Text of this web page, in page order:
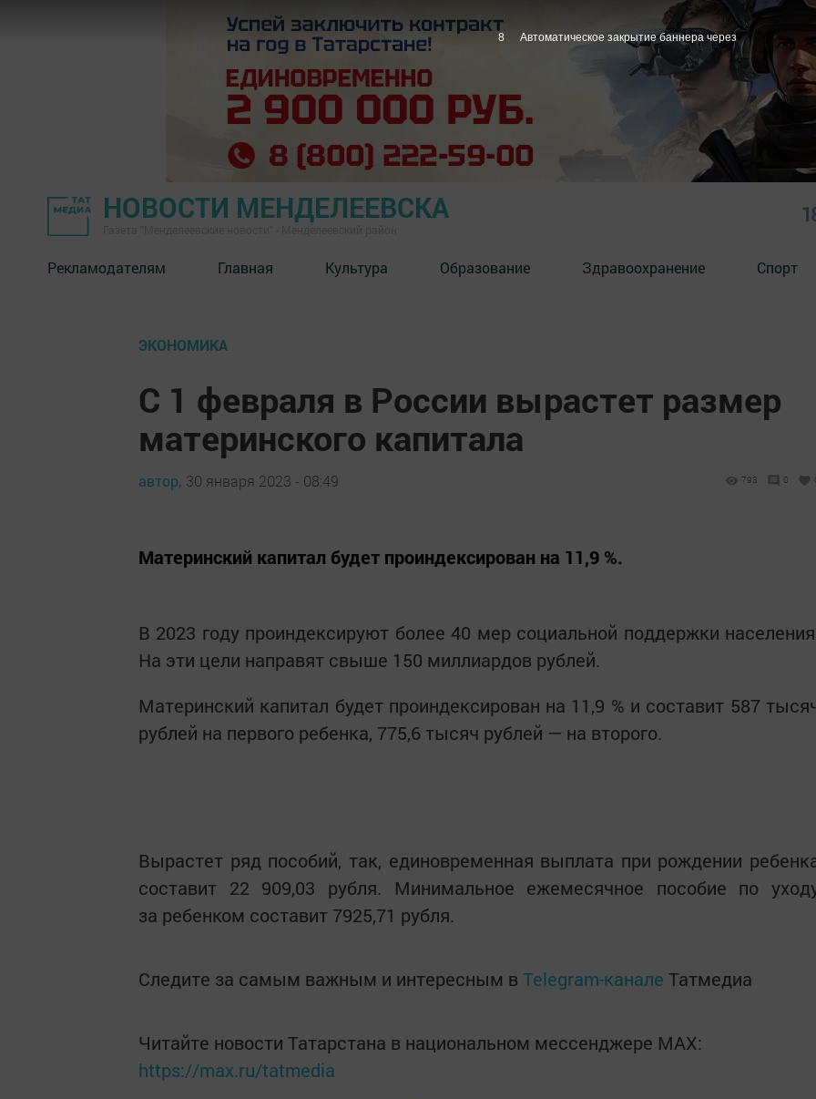
НОВОСТИ МЕНДЕЛЕЕВСКА
Рекламодателям Главная Культура Образование Здравоохранение Спорт
ЭКОНОМИКА
С 1 февраля в России вырастет размер
материнского капитала
автор, 30 января 2023 - 08:49 793 0
Материнский капитал будет проиндексирован на 11,9 %.
В 2023 году проиндексируют более 40 мер социальной поддержки
На эти цели направят свыше 150 миллиардов рублей.
Материнский капитал будет проиндексирован на 11,9 % и составит 587
рублей на первого ребенка, 775,6 тысяч рублей — на второго.
Вырастет ряд пособий, так, единовременная выплата при рождении
составит 22 909,03 рубля. Минимальное ежемесячное пособие по
за ребенком составит 7925,71 рубля.
Следите за самым важным и интересным в Telegram-канале Татмедиа
Читайте новости Татарстана в национальном мессенджере MАХ:
https://max.ru/tatmedia
7 Автоматическое закрытие баннера через